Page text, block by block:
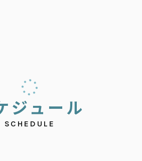
ジュ ール
SCHEDULE